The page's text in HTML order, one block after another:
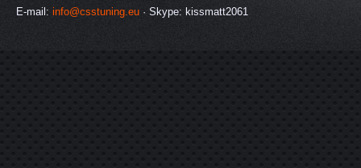
E-mail: info@csstuning.eu · Skype: kissmatt2061